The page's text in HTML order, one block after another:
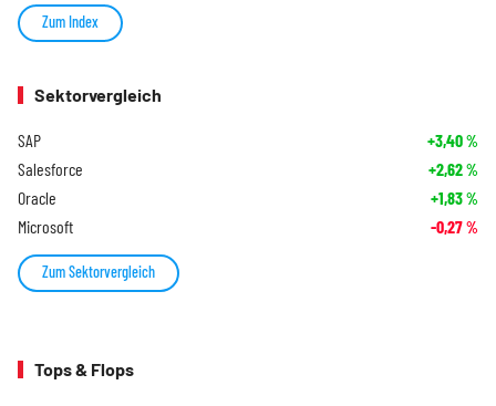
Zum Index
Sektorvergleich
SAP +3,40%
Salesforce +2,62%
Oracle +1,83%
Microsoft -0,27%
Zum Sektorvergleich
Tops & Flops